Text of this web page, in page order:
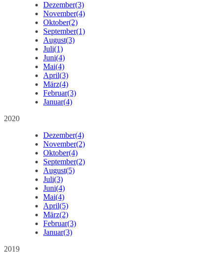
Dezember(3)
November(4)
Oktober(2)
September(1)
August(3)
Juli(1)
Juni(4)
Mai(4)
April(3)
März(4)
Februar(3)
Januar(4)
2020
Dezember(4)
November(2)
Oktober(4)
September(2)
August(5)
Juli(3)
Juni(4)
Mai(4)
April(5)
März(2)
Februar(3)
Januar(3)
2019